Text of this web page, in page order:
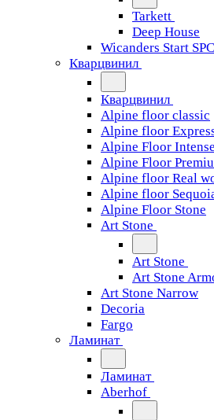
Tarkett
Deep House
Wicanders Start SPC
Кварцвинил
Кварцвинил
Alpine floor classic
Alpine floor
Alpine Floor Intense
Alpine Floor
Alpine floor Real
Alpine floor
Alpine Floor Stone
Art Stone
Art Stone
Art Stone
Art Stone Narrow
Decoria
Fargo
Ламинат
Ламинат
Aberhof